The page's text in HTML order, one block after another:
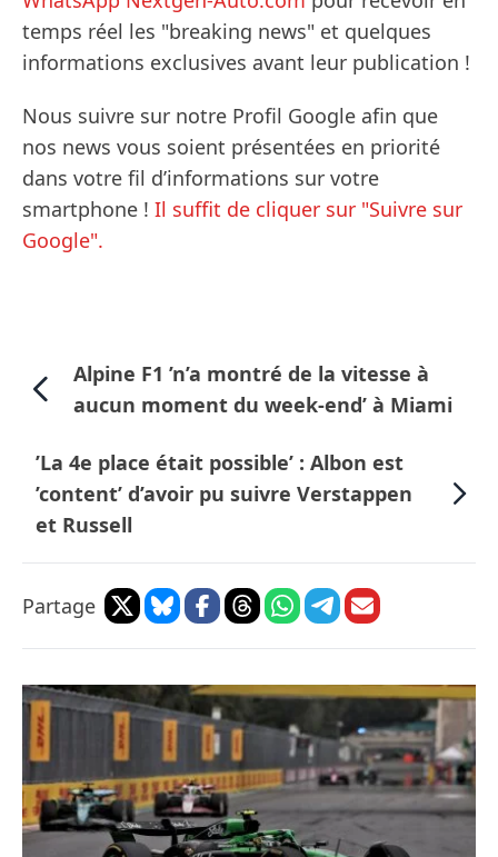
temps réel les "breaking news" et quelques
informations exclusives avant leur publication !
Nous suivre sur notre Profil Google afin que
nos news vous soient présentées en priorité
dans votre fil d’informations sur votre
smartphone ! Il suffit de cliquer sur "Suivre sur
Google".
Alpine F1 ’n’a montré de la vitesse à
aucun moment du week-end’ à Miami
’La 4e place était possible’ : Albon est
’content’ d’avoir pu suivre Verstappen
et Russell
Partage